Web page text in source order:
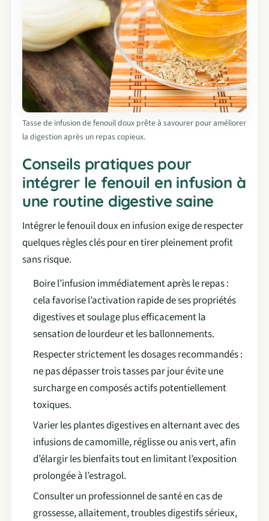
Tasse de infusion de fenouil doux prête à savourer pour améliorer
la digestion après un repas copieux.
Conseils pratiques pour
intégrer le fenouil en infusion à
une routine digestive saine
Intégrer le fenouil doux en infusion exige de respecter
quelques règles clés pour en tirer pleinement profit
sans risque.
Boire l’infusion immédiatement après le repas :
cela favorise l’activation rapide de ses propriétés
digestives et soulage plus efficacement la
sensation de lourdeur et les ballonnements.
Respecter strictement les dosages recommandés :
ne pas dépasser trois tasses par jour évite une
surcharge en composés actifs potentiellement
toxiques.
Varier les plantes digestives en alternant avec des
infusions de camomille, réglisse ou anis vert, afin
d’élargir les bienfaits tout en limitant l’exposition
prolongée à l’estragol.
Consulter un professionnel de santé en cas de
grossesse, allaitement, troubles digestifs sérieux,